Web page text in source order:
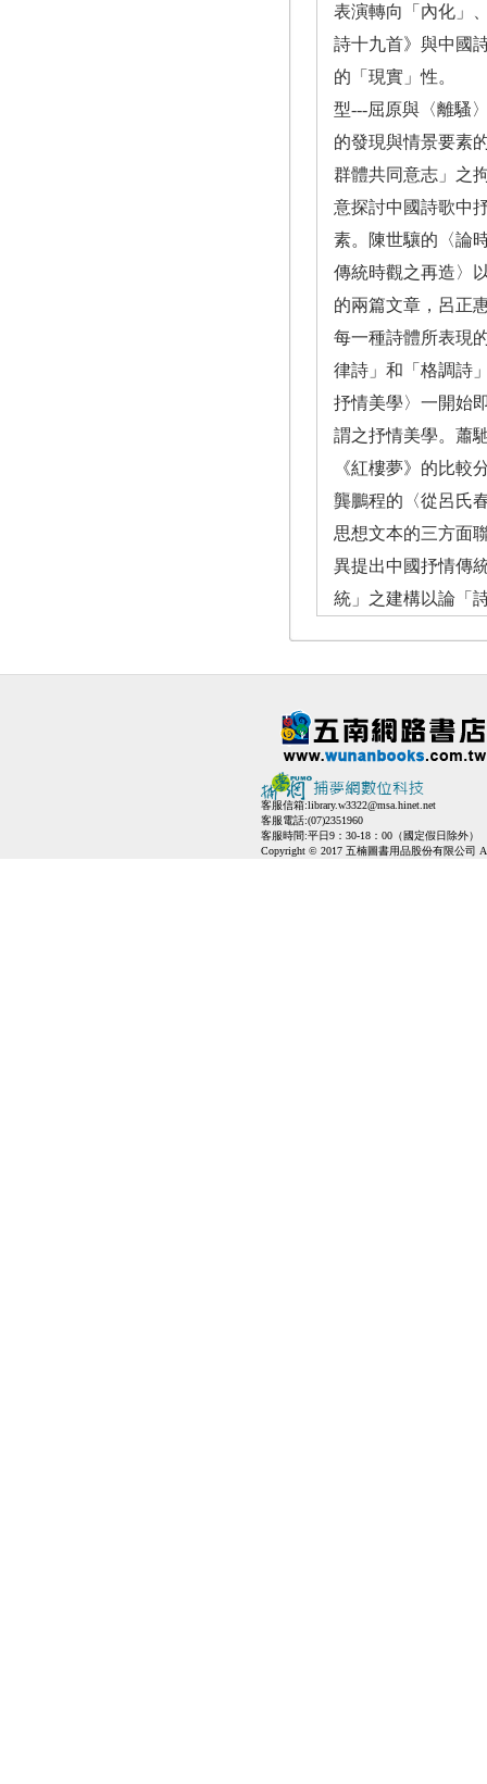
表演轉向「內化」
詩十九首》與中國
的「現實」性。
型---屈原與〈離騷
的發現與情景要素
群體共同意志」之
意探討中國詩歌中
素。陳世驤的〈論
傳統時觀之再造〉
的兩篇文章，呂正
每一種詩體所表現
律詩」和「格調詩
抒情美學〉一開始
謂之抒情美學。蕭
《紅樓夢》的比
龔鵬程的〈從呂氏
思想文本的三方面
異提出中國抒情傳
統」之建構以論「
客服信箱:library.w3322@msa.hinet.net
客服電話:(07)2351960
客服時間:平日9：30-18：00（國定假日除外）
Copyright © 2017 五楠圖書用品股份有限公司